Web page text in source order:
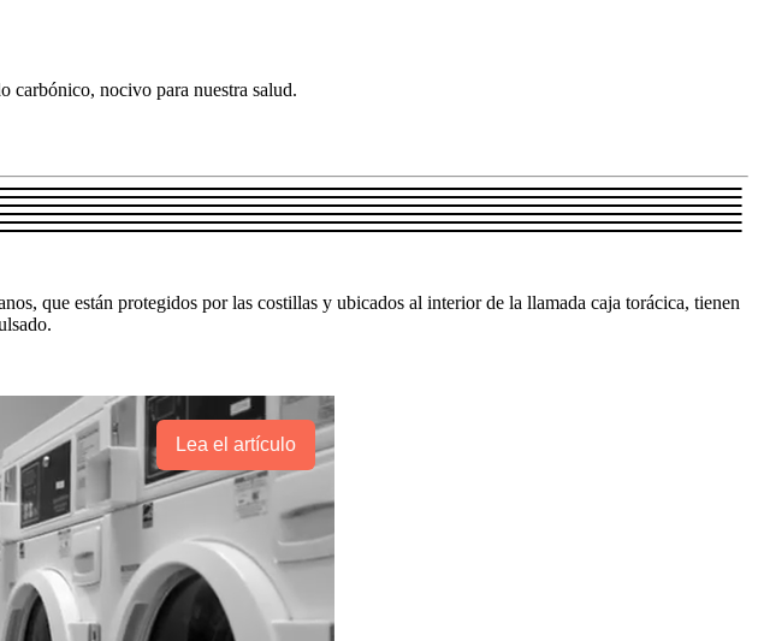
carbónico, nocivo para nuestra salud.
que están protegidos por las costillas y ubicados al interior de la llamada caja torácica, tienen
Lea el artículo